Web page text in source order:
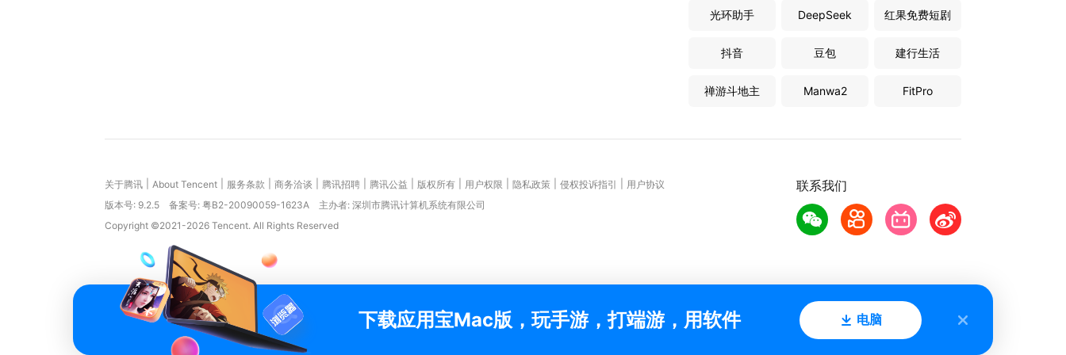
光环助手 DeepSeek 红果免费短剧
抖音 豆包 建行生活
禅游斗地主 Manwa2 FitPro
联系我们
关于腾讯 About Tencent 服务条款 商务洽谈 腾讯招聘 腾讯公益 版权所有 用户权限 隐私政策 侵权投诉指引
用户协议
版本号: 9.2.5 备案号: 粤B2-20090059-1623A
主办者: 深圳市腾讯计算机系统有限公司
Copyright ©2021-2026 Tencent. All Rights Reserved
下载应用宝Mac版，玩手游，打端游，用软件 电脑